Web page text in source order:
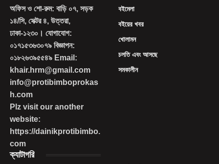
অফিস ও শো-রুম: বাড়ি ০৭, সড়ক
১৪/সি, সেক্টর ৪, উত্তরা,
ঢাকা-১২৩০। যোগাযোগ:
০১৭১৫৩৬৩০৭৯ বিজ্ঞাপন:
০১৮২৬৩৯৫৫৪৯ Email:
khair.hrm@gmail.com
info@protibimboprokas
h.com
Plz visit our another
website:
https://dainikprotibimbo.
com
বইমেলা
বইয়ের খবর
খোলামন
চলতি এবং আসছে
সমকালীন
ক্যাটাগরি